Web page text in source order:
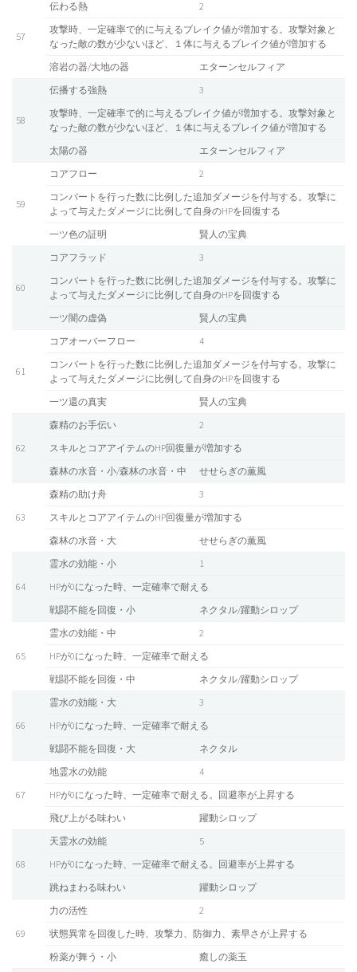
57
伝わる熱
2
攻撃時、一定確率で的に与えるブレイク値が増加する。攻撃対象と
なった敵の数が少ないほど、１体に与えるブレイク値が増加する
溶岩の器/大地の器
エターンセルフィア
58
伝播する強熱
3
攻撃時、一定確率で的に与えるブレイク値が増加する。攻撃対象と
なった敵の数が少ないほど、１体に与えるブレイク値が増加する
太陽の器
エターンセルフィア
59
コアフロー
2
コンバートを行った数に比例した追加ダメージを付与する。攻撃に
よって与えたダメージに比例して自身のHPを回復する
一ツ色の証明
賢人の宝典
60
コアフラッド
3
コンバートを行った数に比例した追加ダメージを付与する。攻撃に
よって与えたダメージに比例して自身のHPを回復する
一ツ闇の虚偽
賢人の宝典
61
コアオーバーフロー
4
コンバートを行った数に比例した追加ダメージを付与する。攻撃に
よって与えたダメージに比例して自身のHPを回復する
一ツ還の真実
賢人の宝典
62
森精のお手伝い
2
スキルとコアアイテムのHP回復量が増加する
森林の水音・小/森林の水音・中
せせらぎの薫風
63
森精の助け舟
3
スキルとコアアイテムのHP回復量が増加する
森林の水音・大
せせらぎの薫風
64
霊水の効能・小
1
HPが0になった時、一定確率で耐える
戦闘不能を回復・小
ネクタル/躍動シロップ
65
霊水の効能・中
2
HPが0になった時、一定確率で耐える
戦闘不能を回復・中
ネクタル/躍動シロップ
66
霊水の効能・大
3
HPが0になった時、一定確率で耐える
戦闘不能を回復・大
ネクタル
67
地霊水の効能
4
HPが0になった時、一定確率で耐える。回避率が上昇する
飛び上がる味わい
躍動シロップ
68
天霊水の効能
5
HPが0になった時、一定確率で耐える。回避率が上昇する
跳ねまわる味わい
躍動シロップ
69
力の活性
2
状態異常を回復した時、攻撃力、防御力、素早さが上昇する
粉薬が舞う・小
癒しの薬玉